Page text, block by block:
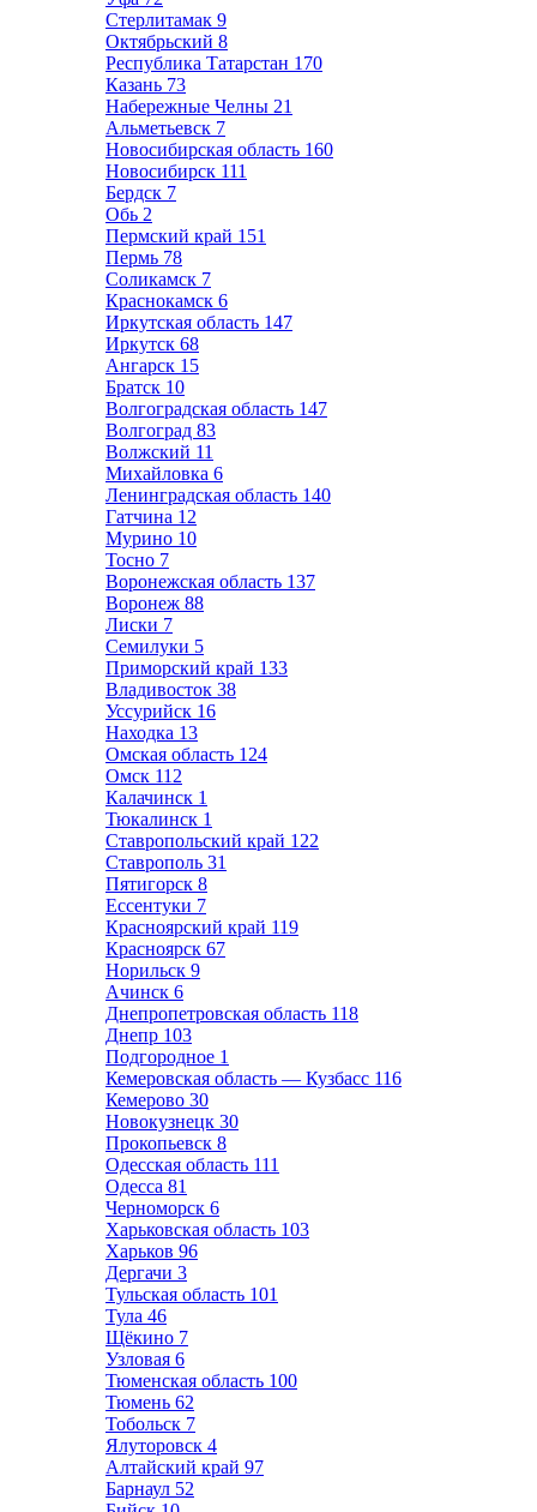
Стерлитамак 9
Октябрьский 8
Республика Татарстан 170
Казань 73
Набережные Челны 21
Альметьевск 7
Новосибирская область 160
Новосибирск 111
Бердск 7
Обь 2
Пермский край 151
Пермь 78
Соликамск 7
Краснокамск 6
Иркутская область 147
Иркутск 68
Ангарск 15
Братск 10
Волгоградская область 147
Волгоград 83
Волжский 11
Михайловка 6
Ленинградская область 140
Гатчина 12
Мурино 10
Тосно 7
Воронежская область 137
Воронеж 88
Лиски 7
Семилуки 5
Приморский край 133
Владивосток 38
Уссурийск 16
Находка 13
Омская область 124
Омск 112
Калачинск 1
Тюкалинск 1
Ставропольский край 122
Ставрополь 31
Пятигорск 8
Ессентуки 7
Красноярский край 119
Красноярск 67
Норильск 9
Ачинск 6
Днепропетровская область 118
Днепр 103
Подгородное 1
Кемеровская область — Кузбасс 116
Кемерово 30
Новокузнецк 30
Прокопьевск 8
Одесская область 111
Одесса 81
Черноморск 6
Харьковская область 103
Харьков 96
Дергачи 3
Тульская область 101
Тула 46
Щёкино 7
Узловая 6
Тюменская область 100
Тюмень 62
Тобольск 7
Ялуторовск 4
Алтайский край 97
Барнаул 52